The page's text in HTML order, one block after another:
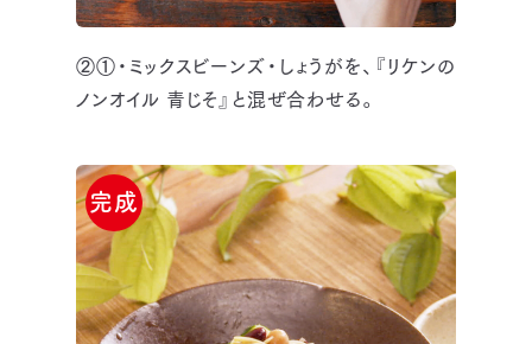
②①・ミックスビーンズ・しょうがを、『リケンの
ノンオイル 青じそ』と混ぜ合わせる。
完成